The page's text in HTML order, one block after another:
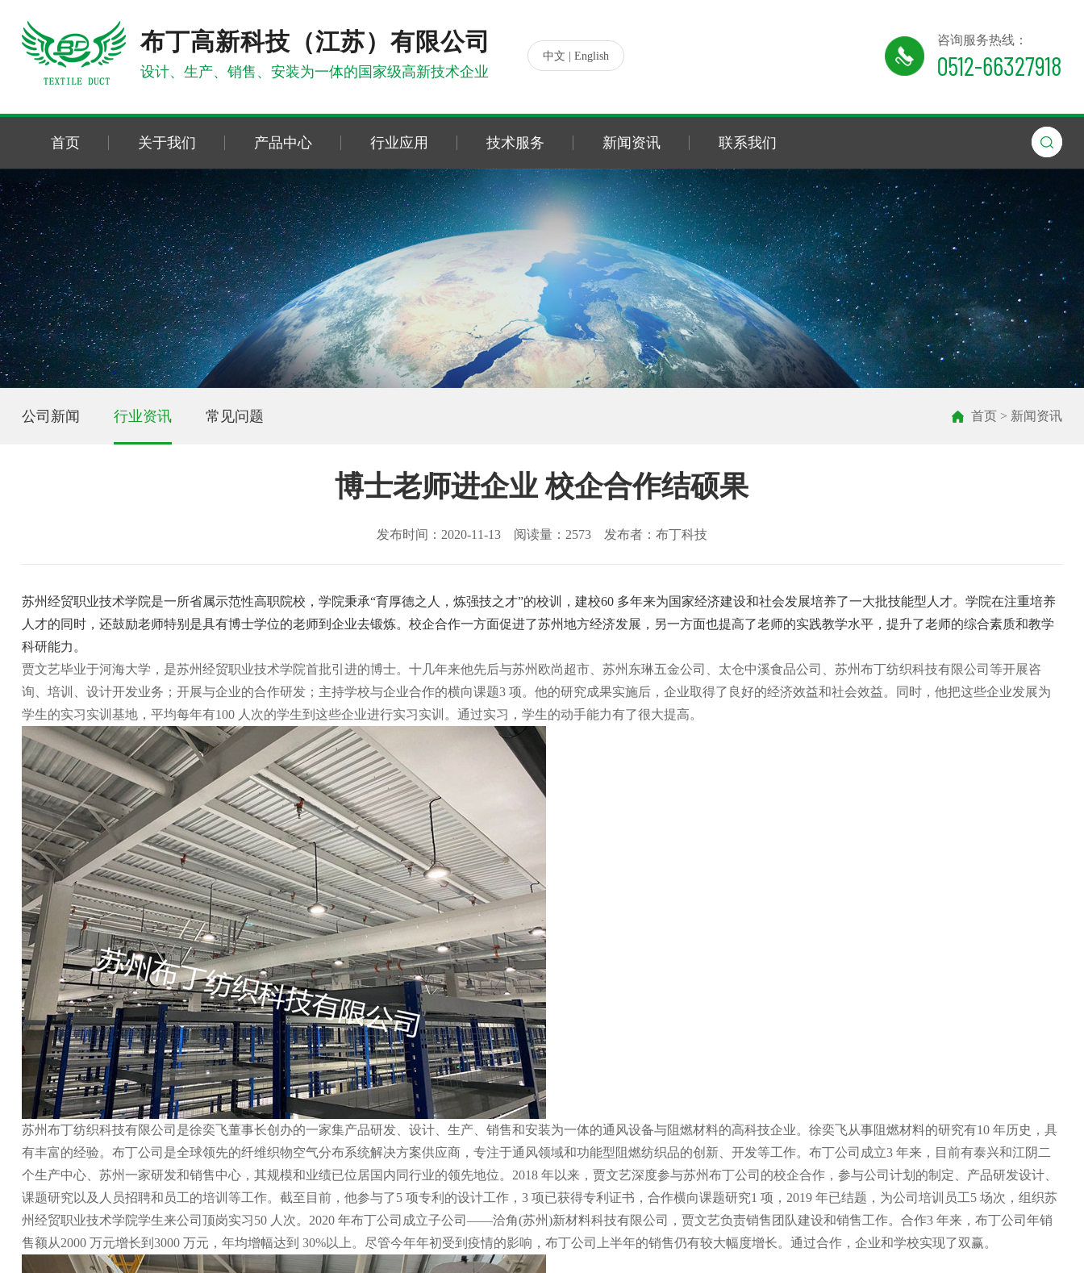
布丁高新科技（江苏）有限公司
设计、生产、销售、安装为一体的国家级高新技术企业
中文 | English
咨询服务热线：
0512-66327918
首页 关于我们 产品中心 行业应用 技术服务 新闻资讯 联系我们
公司新闻 行业资讯 常见问题 首页 > 新闻资讯
博士老师进企业 校企合作结硕果
发布时间：2020-11-13 阅读量：2573 发布者：布丁科技
苏州经贸职业技术学院是一所省属示范性高职院校，学院秉承“育厚德之人，炼强技之才”的校训，建校60 多年来为国家经济建设和社会发展培养了一大批技能型人才。学院在注重培养
人才的同时，还鼓励老师特别是具有博士学位的老师到企业去锻炼。校企合作一方面促进了苏州地方经济发展，另一方面也提高了老师的实践教学水平，提升了老师的综合素质和教学
科研能力。
贾文艺毕业于河海大学，是苏州经贸职业技术学院首批引进的博士。十几年来他先后与苏州欧尚超市、苏州东琳五金公司、太仓中溪食品公司、苏州布丁纺织科技有限公司等开展咨
询、培训、设计开发业务；开展与企业的合作研发；主持学校与企业合作的横向课题3 项。他的研究成果实施后，企业取得了良好的经济效益和社会效益。同时，他把这些企业发展为
学生的实习实训基地，平均每年有100 人次的学生到这些企业进行实习实训。通过实习，学生的动手能力有了很大提高。
苏州布丁纺织科技有限公司是徐奕飞董事长创办的一家集产品研发、设计、生产、销售和安装为一体的通风设备与阻燃材料的高科技企业。徐奕飞从事阻燃材料的研究有10 年历史，具
有丰富的经验。布丁公司是全球领先的纤维织物空气分布系统解决方案供应商，专注于通风领域和功能型阻燃纺织品的创新、开发等工作。布丁公司成立3 年来，目前有泰兴和江阴二
个生产中心、苏州一家研发和销售中心，其规模和业绩已位居国内同行业的领先地位。2018 年以来，贾文艺深度参与苏州布丁公司的校企合作，参与公司计划的制定、产品研发设计、
课题研究以及人员招聘和员工的培训等工作。截至目前，他参与了5 项专利的设计工作，3 项已获得专利证书，合作横向课题研究1 项，2019 年已结题，为公司培训员工5 场次，组织苏
州经贸职业技术学院学生来公司顶岗实习50 人次。2020 年布丁公司成立子公司——洽角(苏州)新材料科技有限公司，贾文艺负责销售团队建设和销售工作。合作3 年来，布丁公司年销
售额从2000 万元增长到3000 万元，年均增幅达到 30%以上。尽管今年年初受到疫情的影响，布丁公司上半年的销售仍有较大幅度增长。通过合作，企业和学校实现了双赢。